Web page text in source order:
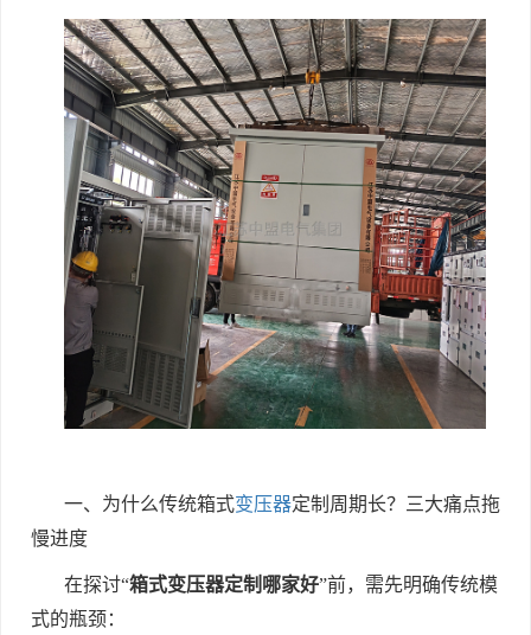
一、为什么传统箱式变压器定制周期长？三大痛点拖
慢进度
在探讨“箱式变压器定制哪家好”前，需先明确传统模
式的瓶颈：